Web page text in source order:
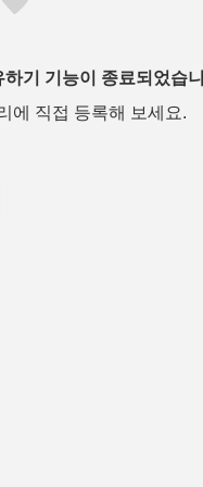
기 기능이 종료되었습
에 직접 등록해 보세요.